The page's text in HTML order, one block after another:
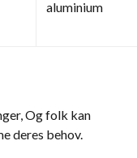
aluminium
Og folk kan
deres behov.